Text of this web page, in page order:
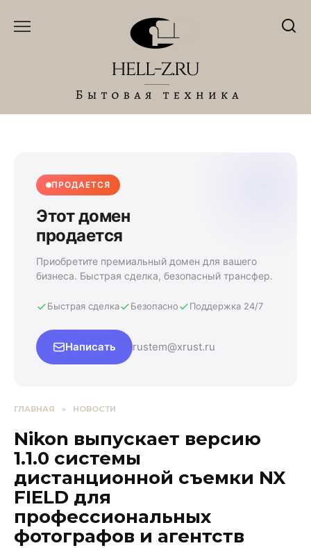
ПРОДАЕТСЯ
Этот домен
продается
Приобретите премиальный домен для вашего
бизнеса. Быстрая сделка, безопасный трансфер.
Быстрая сделка Безопасно Поддержка 24/7
Написать rustem@xrust.ru
ГЛАВНАЯ » НОВОСТИ
Nikon выпускает версию
1.1.0 системы
дистанционной съемки NX
FIELD для
профессиональных
фотографов и агентств